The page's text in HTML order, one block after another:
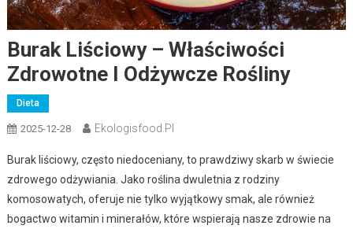
Burak Liściowy – Właściwości
Zdrowotne I Odżywcze Rośliny
Dieta
2025-12-28 Ekologisfood.pl
Burak liściowy, często niedoceniany, to prawdziwy skarb w świecie
zdrowego odżywiania. Jako roślina dwuletnia z rodziny
komosowatych, oferuje nie tylko wyjątkowy smak, ale również
bogactwo witamin i minerałów, które wspierają nasze zdrowie na